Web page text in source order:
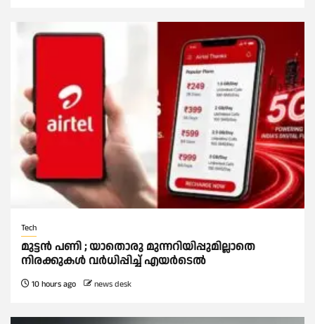
Tech
മുട്ടൻ പണി ; യാതൊരു മുന്നറിയിപ്പുമില്ലാതെ
നിരക്കുകള്‍ വർധിപ്പിച്ച്‌ എയർടെല്‍
10 hours ago news desk